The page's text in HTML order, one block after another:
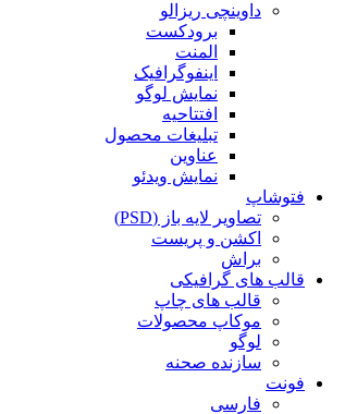
داوینچی ریزالو
برودکست
المنت
اینفوگرافیک
نمایش لوگو
افتتاحیه
تبلیغات محصول
عناوین
نمایش ویدئو
فتوشاپ
تصاویر لایه باز (PSD)
اکشن و پریست
براش
قالب های گرافیکی
قالب های چاپ
موکاپ محصولات
لوگو
سازنده صحنه
فونت
فارسی